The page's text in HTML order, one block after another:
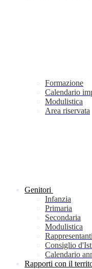
Formazione
Calendario
Modulistica
Area riservata
Genitori
Infanzia
Primaria
Secondaria
Modulistica
Consiglio
Calendario
Rapporti con il